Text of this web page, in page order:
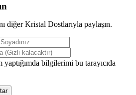
diğer Kristal Dostlarıyla paylaşın.
bilgilerimi bu tarayıcıda